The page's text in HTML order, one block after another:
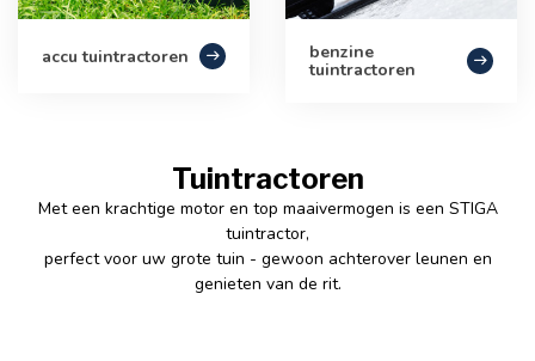
accu tuintractoren benzine
tuintractoren
Tuintractoren
Met een krachtige motor en top maaivermogen is een STIGA
tuintractor,
perfect voor uw grote tuin - gewoon achterover leunen en
genieten van de rit.